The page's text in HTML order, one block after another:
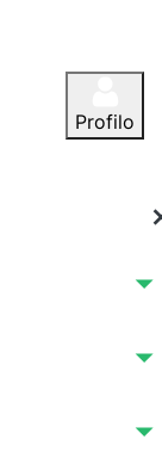
Profilo